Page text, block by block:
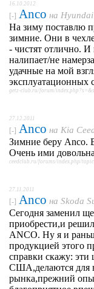
16.10.2012
[-] Anco на
На зиму поставлю
зимние. Они в
- чистят отлично.
налипает/не
удачные на мой
эксплуатационных
getz-club.ru/forum/
27.12.2011
[-] Anco на Kia
Зимние беру Anco.
Очень ими
ceedclub.ru/forums/index.php/
27.11.2011
[-] Anco на Skoda
Сегодня заменил
приобрести,и
ANCO. Ну я и
продукцией этого
справки скажу: эти
США,делаются для
рынка,прежний